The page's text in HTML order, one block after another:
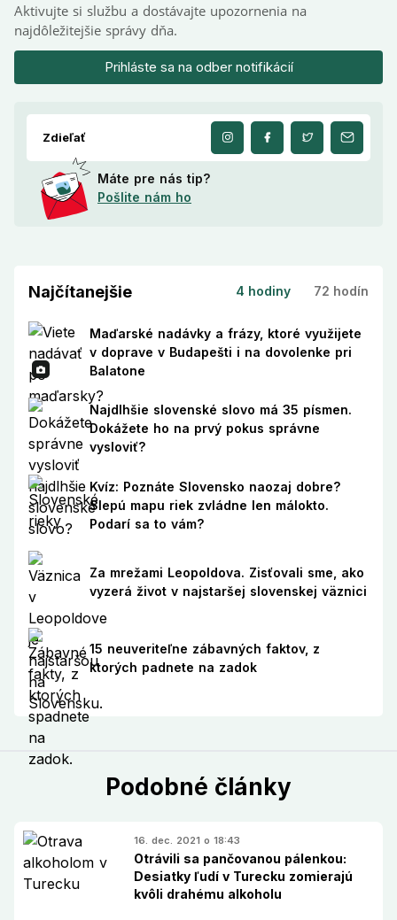
Aktivujte si službu a dostávajte upozornenia na
najdôležitejšie správy dňa.
Prihláste sa na odber notifikácií
Zdieľať
Máte pre nás tip?
Pošlite nám ho
Najčítanejšie 4 hodiny 72 hodín
Maďarské nadávky a frázy, ktoré využijete
v doprave v Budapešti i na dovolenke pri
Balatone
Najdlhšie slovenské slovo má 35 písmen.
Dokážete ho na prvý pokus správne
vysloviť?
Kvíz: Poznáte Slovensko naozaj dobre?
Slepú mapu riek zvládne len málokto.
Podarí sa to vám?
Za mrežami Leopoldova. Zisťovali sme, ako
vyzerá život v najstaršej slovenskej väznici
15 neuveriteľne zábavných faktov, z
ktorých padnete na zadok
Podobné články
16. dec. 2021 o 18:43
Otrávili sa pančovanou pálenkou:
Desiatky ľudí v Turecku zomierajú
kvôli drahému alkoholu